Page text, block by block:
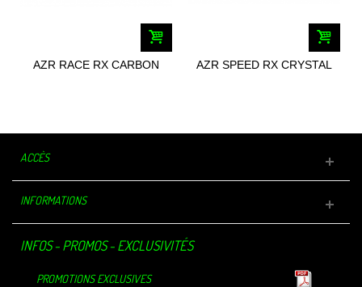
AZR RACE RX CARBON
AZR SPEED RX CRYSTAL
ACCÈS
INFORMATIONS
INFOS - PROMOS - EXCLUSIVITÉS
PROMOTIONS EXCLUSIVES